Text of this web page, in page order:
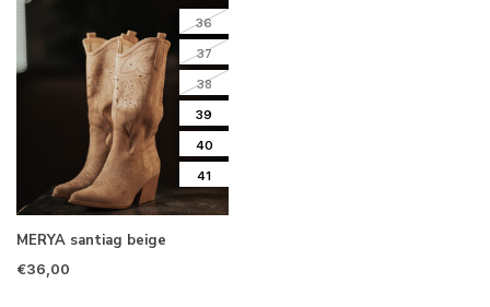
36
37
38
39
40
41
MERYA santiag beige
€36,00